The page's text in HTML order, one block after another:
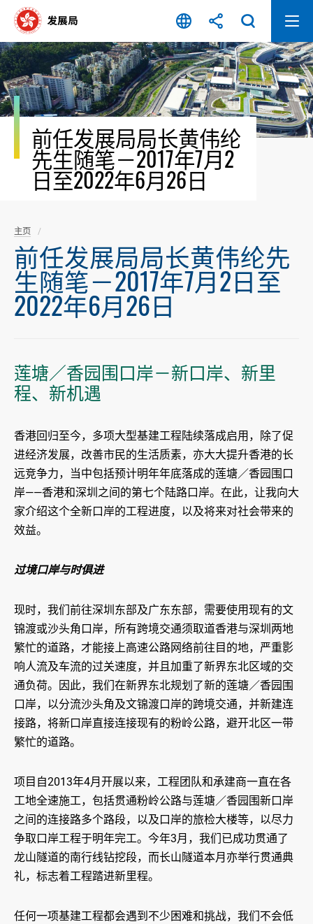
容
开
始
前任发展局局长黄伟纶
先生随笔－2017年7月2
日至2022年6月26日
主页
前任发展局局长黄伟纶先
生随笔－2017年7月2日至
2022年6月26日
莲塘／香园围口岸－新口岸、新里
程、新机遇
香港回归至今，多项大型基建工程陆续落成启用，除了促
进经济发展，改善市民的生活质素，亦大大提升香港的长
远竞争力，当中包括预计明年年底落成的莲塘／香园围口
岸——香港和深圳之间的第七个陆路口岸。在此，让我向大
家介绍这个全新口岸的工程进度，以及将来对社会带来的
效益。
过境口岸与时俱进
现时，我们前往深圳东部及广东东部，需要使用现有的文
锦渡或沙头角口岸，所有跨境交通须取道香港与深圳两地
繁忙的道路，才能接上高速公路网络前往目的地，严重影
响人流及车流的过关速度，并且加重了新界东北区域的交
通负荷。因此，我们在新界东北规划了新的莲塘／香园围
口岸，以分流沙头角及文锦渡口岸的跨境交通，并新建连
接路，将新口岸直接连接现有的粉岭公路，避开北区一带
繁忙的道路。
项目自2013年4月开展以来，工程团队和承建商一直在各
工地全速施工，包括贯通粉岭公路与莲塘／香园围新口岸
之间的连接路多个路段，以及口岸的旅检大楼等，以尽力
争取口岸工程于明年完工。今年3月，我们已成功贯通了
龙山隧道的南行线钻挖段，而长山隧道本月亦举行贯通典
礼，标志着工程踏进新里程。
任何一项基建工程都会遇到不少困难和挑战，我们不会低